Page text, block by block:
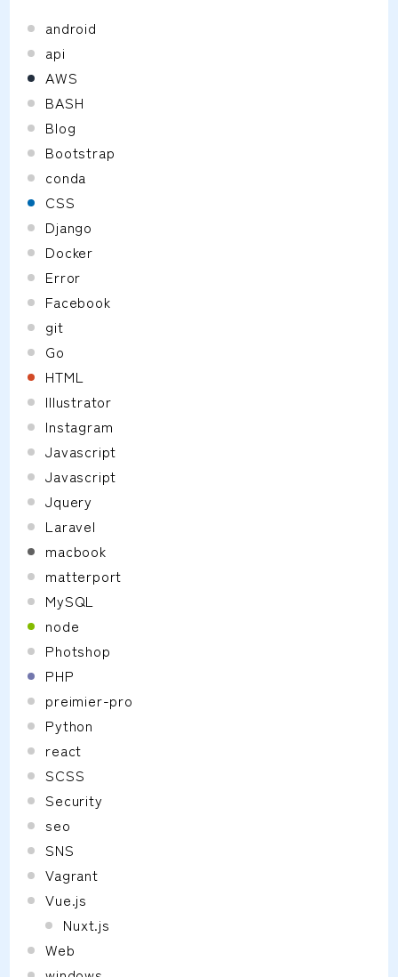
android
api
AWS
BASH
Blog
Bootstrap
conda
CSS
Django
Docker
Error
Facebook
git
Go
HTML
Illustrator
Instagram
Javascript
Javascript
Jquery
Laravel
macbook
matterport
MySQL
node
Photshop
PHP
preimier-pro
Python
react
SCSS
Security
seo
SNS
Vagrant
Vue.js
Nuxt.js
Web